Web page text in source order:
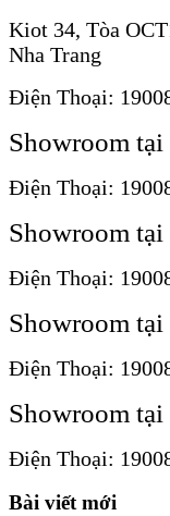
Kiot 34, Tòa
Nha Trang
Điện Thoại:
Showroom
Điện Thoại:
Showroom
Điện Thoại:
Showroom
Điện Thoại:
Showroom
Điện Thoại:
Bài viết mới